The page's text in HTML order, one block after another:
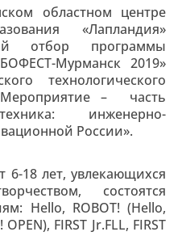
областном центре
«Лапландия»
отбор программы
Мурманск 2019»
технологического
Мероприятие – часть
инженерно-
России».
6-18 лет, увлекающихся
состоятся
Hello, ROBOT! (Hello,
FIRST Jr.FLL, FIRST